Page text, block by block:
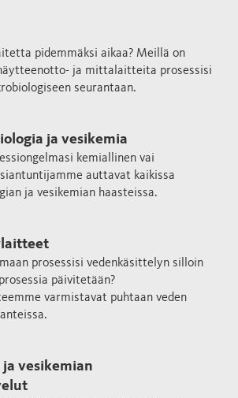
pidemmäksi aikaa? Meillä on
ja mittalaitteita prosessisi
seurantaan.
ja vesikemia
kemiallinen vai
auttavat kaikissa
ja vesikemian haasteissa.
prosessisi vedenkäsittelyn silloin
päivitetään?
varmistavat puhtaan veden
vesikemian